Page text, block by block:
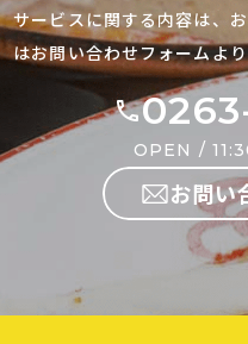
サービスに関する内容は、
はお問い合わせフォームよ
OPEN /
お問い